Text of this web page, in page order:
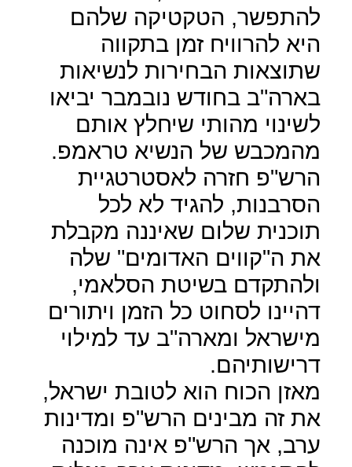
להתפשר, הטקטיקה שלהם
היא להרוויח זמן בתקווה
שתוצאות הבחירות לנשיאות
בארה"ב בחודש נובמבר יביאו
לשינוי מהותי שיחלץ אותם
מהמכבש של הנשיא טראמפ.
הרש"פ חזרה לאסטרטגיית
הסרבנות, להגיד לא לכל
תוכנית שלום שאיננה מקבלת
את ה"קווים האדומים" שלה
ולהתקדם בשיטת הסלאמי,
דהיינו לסחוט כל הזמן ויתורים
מישראל ומארה"ב עד למילוי
דרישותיהם.
מאזן הכוח הוא לטובת ישראל,
את זה מבינים הרש"פ ומדינות
ערב, אך הרש"פ אינה מוכנה